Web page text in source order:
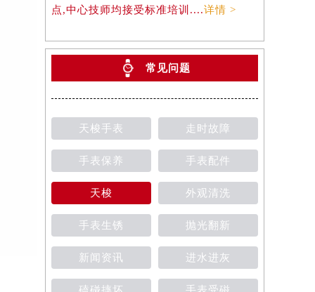
点,中心技师均接受标准培训....详情 >
常见问题
天梭手表 走时故障
手表保养 手表配件
天梭 外观清洗
手表生锈 抛光翻新
新闻资讯 进水进灰